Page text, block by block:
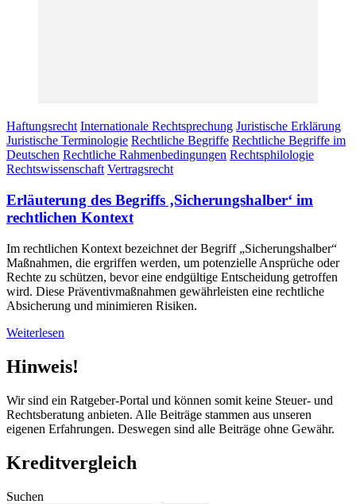
Haftungsrecht Internationale Rechtsprechung Juristische Erklärung
Juristische Terminologie Rechtliche Begriffe Rechtliche Begriffe im
Deutschen Rechtliche Rahmenbedingungen Rechtsphilologie
Rechtswissenschaft Vertragsrecht
Erläuterung des Begriffs ‚Sicherungshalber‘ im
rechtlichen Kontext
Im rechtlichen Kontext bezeichnet der Begriff „Sicherungshalber“
Maßnahmen, die ergriffen werden, um potenzielle Ansprüche oder
Rechte zu schützen, bevor eine endgültige Entscheidung getroffen
wird. Diese Präventivmaßnahmen gewährleisten eine rechtliche
Absicherung und minimieren Risiken.
Weiterlesen
Hinweis!
Wir sind ein Ratgeber-Portal und können somit keine Steuer- und
Rechtsberatung anbieten. Alle Beiträge stammen aus unseren
eigenen Erfahrungen. Deswegen sind alle Beiträge ohne Gewähr.
Kreditvergleich
Suchen